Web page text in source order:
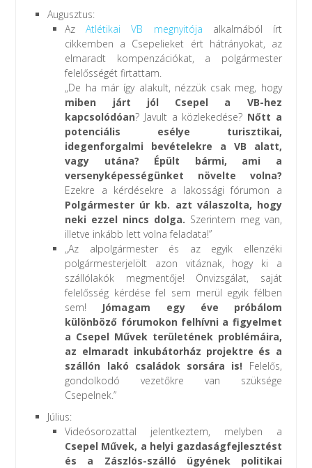
Augusztus:
AzAtlétikai VB megnyitója alkalmából írt
cikkemben a Csepelieket ért hátrányokat, az
elmaradt kompenzációkat, a polgármester
felelősségét firtattam.
„De ha már így alakult, nézzük csak meg, hogy
miben járt jól Csepel a VB-hez
kapcsolódóan? Javult a közlekedése? Nőtt a
potenciális esélye turisztikai,
idegenforgalmi bevételekre a VB alatt,
vagy utána? Épült bármi, ami a
versenyképességünket növelte volna?
Ezekre a kérdésekre a lakossági fórumon a
Polgármester úr kb. azt válaszolta, hogy
neki ezzel nincs dolga. Szerintem meg van,
illetve inkább lett volna feladata!”
„Az alpolgármester és az egyik ellenzéki
polgármesterjelölt azon vitáznak, hogy ki a
szállólakók megmentője! Önvizsgálat, saját
felelősség kérdése fel sem merül egyik félben
sem! Jómagam egy éve próbálom
különböző fórumokon felhívni a figyelmet
a Csepel Művek területének problémáira,
az elmaradt inkubátorház projektre és a
szállón lakó családok sorsára is! Felelős,
gondolkodó vezetőkre van szüksége
Csepelnek.”
Július:
Videósorozattal jelentkeztem, melyben a
Csepel Művek, a helyi gazdaságfejlesztést
és a Zászlós-szálló ügyének politikai